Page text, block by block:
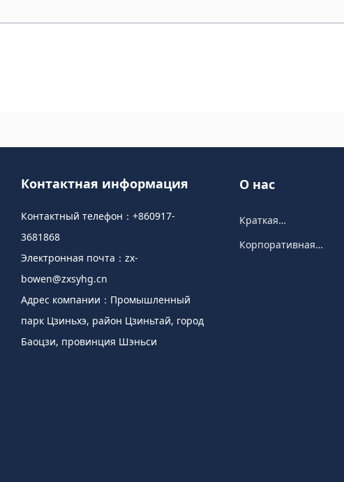
Контактная информация
Контактный телефон： +860917-
3681868
Электронная почта： zx-
bowen@zxsyhg.cn
Адрес компании：Промышленный
парк Цзиньхэ, район Цзиньтай, город
Баоцзи, провинция Шэньси
О нас
Краткая
компании
Корпоративная